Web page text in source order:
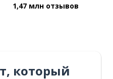
1,47 млн отзывов
который